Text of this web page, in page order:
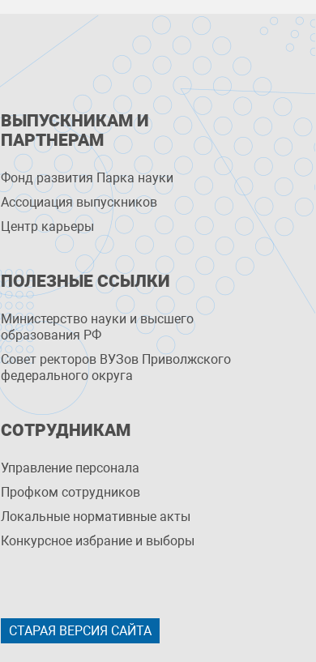
ВЫПУСКНИКАМ И
ПАРТНЕРАМ
Фонд развития Парка науки
Ассоциация выпускников
Центр карьеры
ПОЛЕЗНЫЕ ССЫЛКИ
Министерство науки и высшего
образования РФ
Совет ректоров ВУЗов Приволжского
федерального округа
СОТРУДНИКАМ
Управление персоналa
Профком сотрудников
Локальные нормативные акты
Конкурсное избрание и выборы
СТАРАЯ ВЕРСИЯ САЙТА